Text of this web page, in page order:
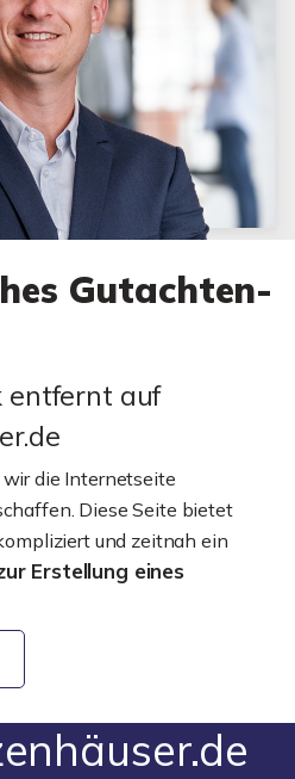
Gutachten-
entfernt auf
wir die Internetseite
Diese Seite bietet
und zeitnah ein
Erstellung eines